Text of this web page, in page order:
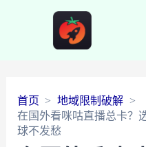
首页
地域限制破解
在国外看咪咕直播总卡？
球不发愁